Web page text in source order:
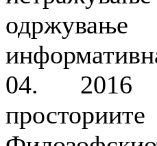
04. 2016